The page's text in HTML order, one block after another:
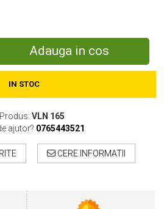
Adauga in cos
IN STOC
VLN 165
ajutor? 0765443521
CERE INFORMATII